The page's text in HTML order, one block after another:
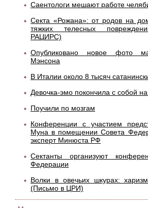
Саентологи мешают работе
Секта «Рожана»: от родов на
тяжких телесных
РАЦИРС)
Опубликовано новое фото
Мэнсона
В Италии около 8 тысяч
Девочка-эмо покончила с собой
Поучили по мозгам
Конференции с участием
Муна в помещении Совета
эксперт Минюста РФ
Сектанты организуют
Федерации
Волки в овечьих шкурах:
(Письмо в ЦРИ)